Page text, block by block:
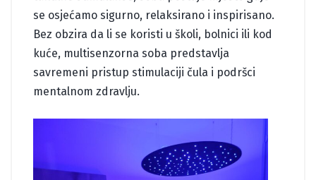
se osjećamo sigurno, relaksirano i inspirisano.
Bez obzira da li se koristi u školi, bolnici ili kod
kuće, multisenzorna soba predstavlja
savremeni pristup stimulaciji čula i podršci
mentalnom zdravlju.